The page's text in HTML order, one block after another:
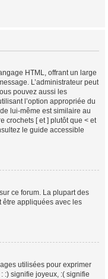
HTML, offrant un large
L’administrateur peut
pouvez aussi les
l’option appropriée du
lui-même est similaire au
crochets [ et ] plutôt que < et
le guide accessible
ce forum. La plupart des
être appliquées avec les
utilisées pour exprimer
:) signifie joyeux, :( signifie